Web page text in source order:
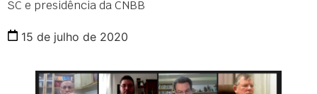
SC e presidência da CNBB
15 de julho de 2020